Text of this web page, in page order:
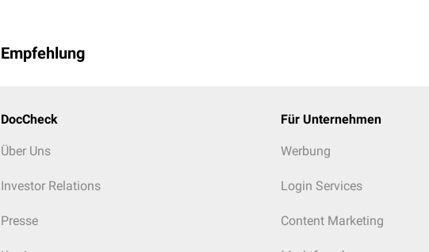
Empfehlung
DocCheck
Über Uns
Investor Relations
Presse
Für Unternehmen
Werbung
Login Services
Content Marketing